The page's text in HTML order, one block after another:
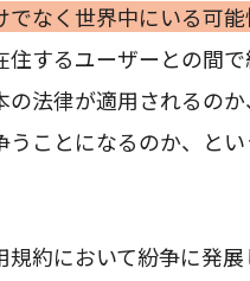
でなく世界中にいる可能
住するユーザーとの間
の法律が適用されるの
うことになるのか、と
規約において紛争に発